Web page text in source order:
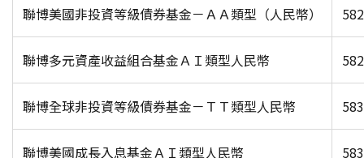
聯博美國非投資等級債券基金－ＡＡ類型（人民幣）
聯博多元資產收益組合基金ＡＩ類型人民幣
聯博全球非投資等級債券基金－ＴＴ類型人民幣
聯博美國成長入息基金ＡＩ類型人民幣